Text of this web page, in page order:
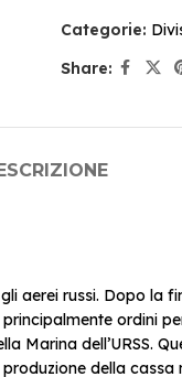
Categorie:
Share:
russi. Dopo la
ordini
Marina dell’URSS.
della